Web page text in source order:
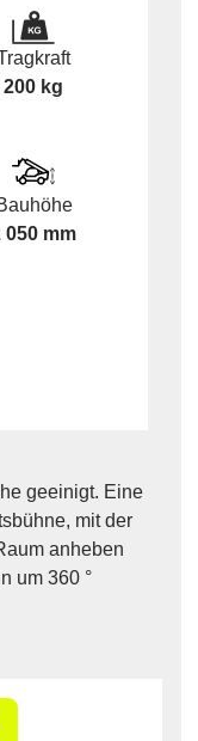
200 kg
050 mm
geeinigt. Eine
mit der
anheben
um 360 °